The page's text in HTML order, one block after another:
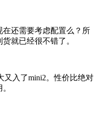
还需要考虑配置么？所
就已经很不错了。
又入了mini2。性价比绝对